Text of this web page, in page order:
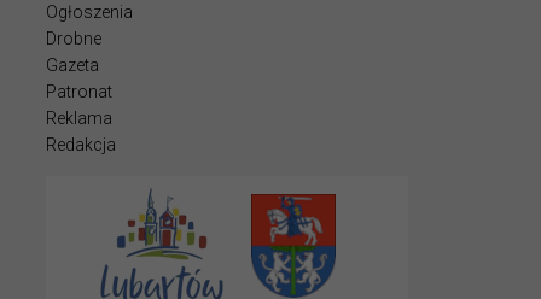
Ogłoszenia
Drobne
Gazeta
Patronat
Reklama
Redakcja